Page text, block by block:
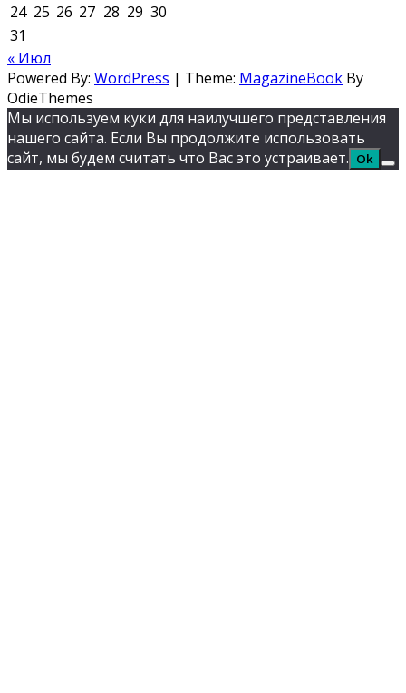
24 25 26 27 28 29 30
31
« Июл
Powered By: WordPress | Theme: MagazineBook By
OdieThemes
Мы используем куки для наилучшего представления
нашего сайта. Если Вы продолжите использовать
сайт, мы будем считать что Вас это устраивает. Ok